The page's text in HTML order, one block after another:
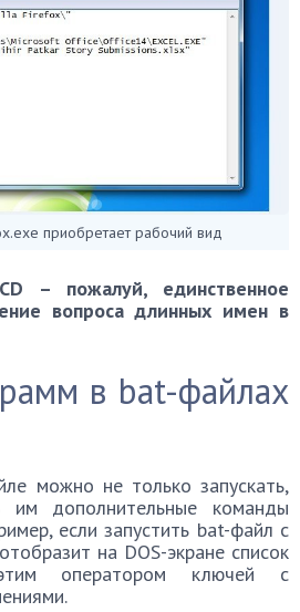
приобретает рабочий вид
– пожалуй, единственное
вопроса длинных имен в
в bat-файлах
можно не только запускать,
им дополнительные команды
если запустить bat-файл с
на DOS-экране список
оператором ключей с